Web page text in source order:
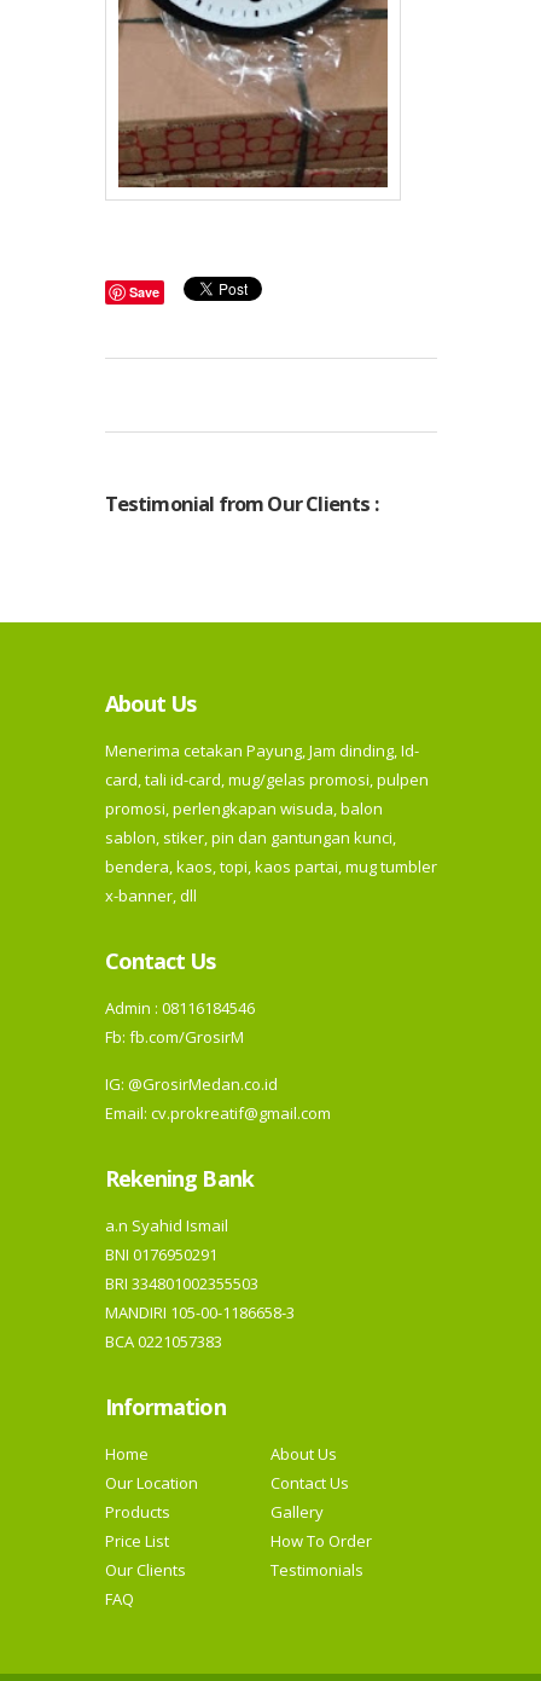
Save
Testimonial from Our Clients :
About Us
Menerima cetakan Payung, Jam dinding, Id-
card, tali id-card, mug/gelas promosi, pulpen
promosi, perlengkapan wisuda, balon
sablon, stiker, pin dan gantungan kunci,
bendera, kaos, topi, kaos partai, mug tumbler
x-banner, dll
Contact Us
Admin : 08116184546
Fb: fb.com/GrosirM
IG: @GrosirMedan.co.id
Email: cv.prokreatif@gmail.com
Rekening Bank
a.n Syahid Ismail
BNI 0176950291
BRI 334801002355503
MANDIRI 105-00-1186658-3
BCA 0221057383
Information
Home
About Us
Our Location
Contact Us
Products
Gallery
Price List
How To Order
Our Clients
Testimonials
FAQ